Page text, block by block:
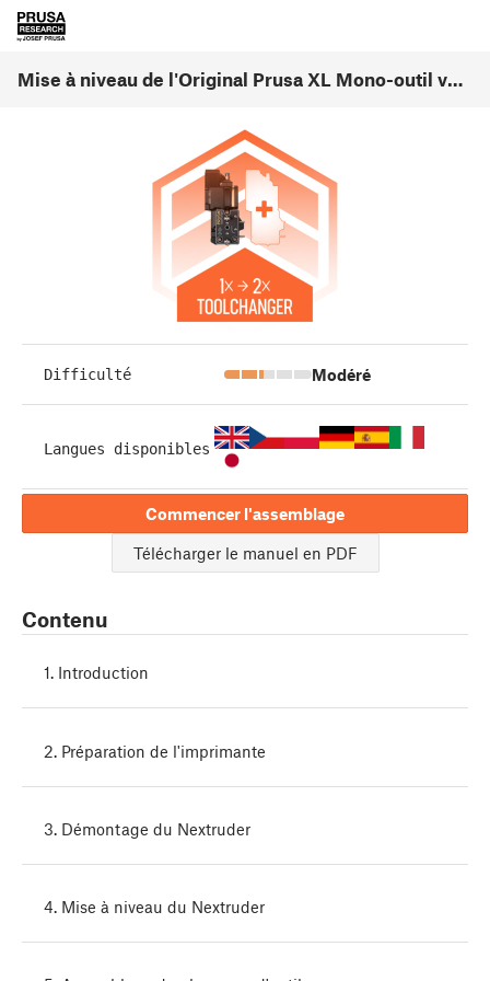
Mise à niveau de l'Original Prusa XL Mono-outil vers Double-tête (1.01)
Difficulté Modéré
Langues disponibles
Commencer l'assemblage
Télécharger le manuel en PDF
Contenu
1. Introduction
2. Préparation de l'imprimante
3. Démontage du Nextruder
4. Mise à niveau du Nextruder